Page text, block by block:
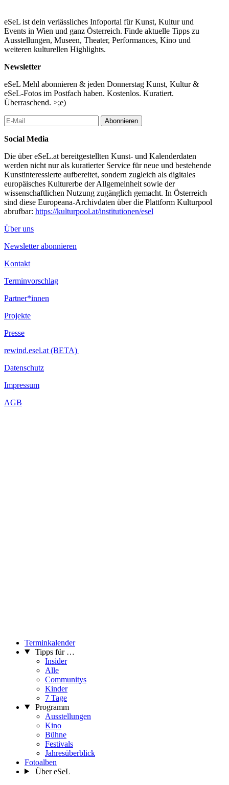
eSeL ist dein verlässliches Infoportal für Kunst, Kultur und
Events in Wien und ganz Österreich. Finde aktuelle Tipps zu
Ausstellungen, Museen, Theater, Performances, Kino und
weiteren kulturellen Highlights.
Newsletter
eSeL Mehl abonnieren & jeden Donnerstag Kunst, Kultur &
eSeL-Fotos im Postfach haben. Kostenlos. Kuratiert.
Überraschend. >;e)
Abonnieren
Social Media
Die über eSeL.at bereitgestellten Kunst- und Kalenderdaten
werden nicht nur als kuratierter Service für neue und bestehende
Kunstinteressierte aufbereitet, sondern zugleich als digitales
europäisches Kulturerbe der Allgemeinheit sowie der
wissenschaftlichen Nutzung zugänglich gemacht. In Österreich
sind diese Europeana-Archivdaten über die Plattform Kulturpool
abrufbar: https://kulturpool.at/institutionen/esel
Über uns
Newsletter abonnieren
Kontakt
Terminvorschlag
Partner*innen
Projekte
Presse
rewind.esel.at (BETA)
Datenschutz
Impressum
AGB
Terminkalender
Tipps für …
Insider
Alle
Communitys
Kinder
7 Tage
Programm
Ausstellungen
Kino
Bühne
Festivals
Jahresüberblick
Fotoalben
Über eSeL